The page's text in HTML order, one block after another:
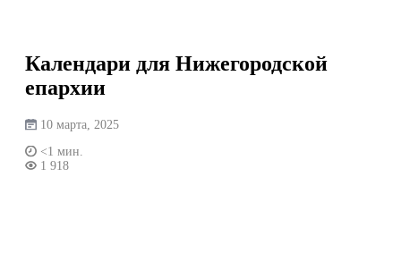
Календари для Нижегородской
епархии
10 марта, 2025
<1 мин.
1 918